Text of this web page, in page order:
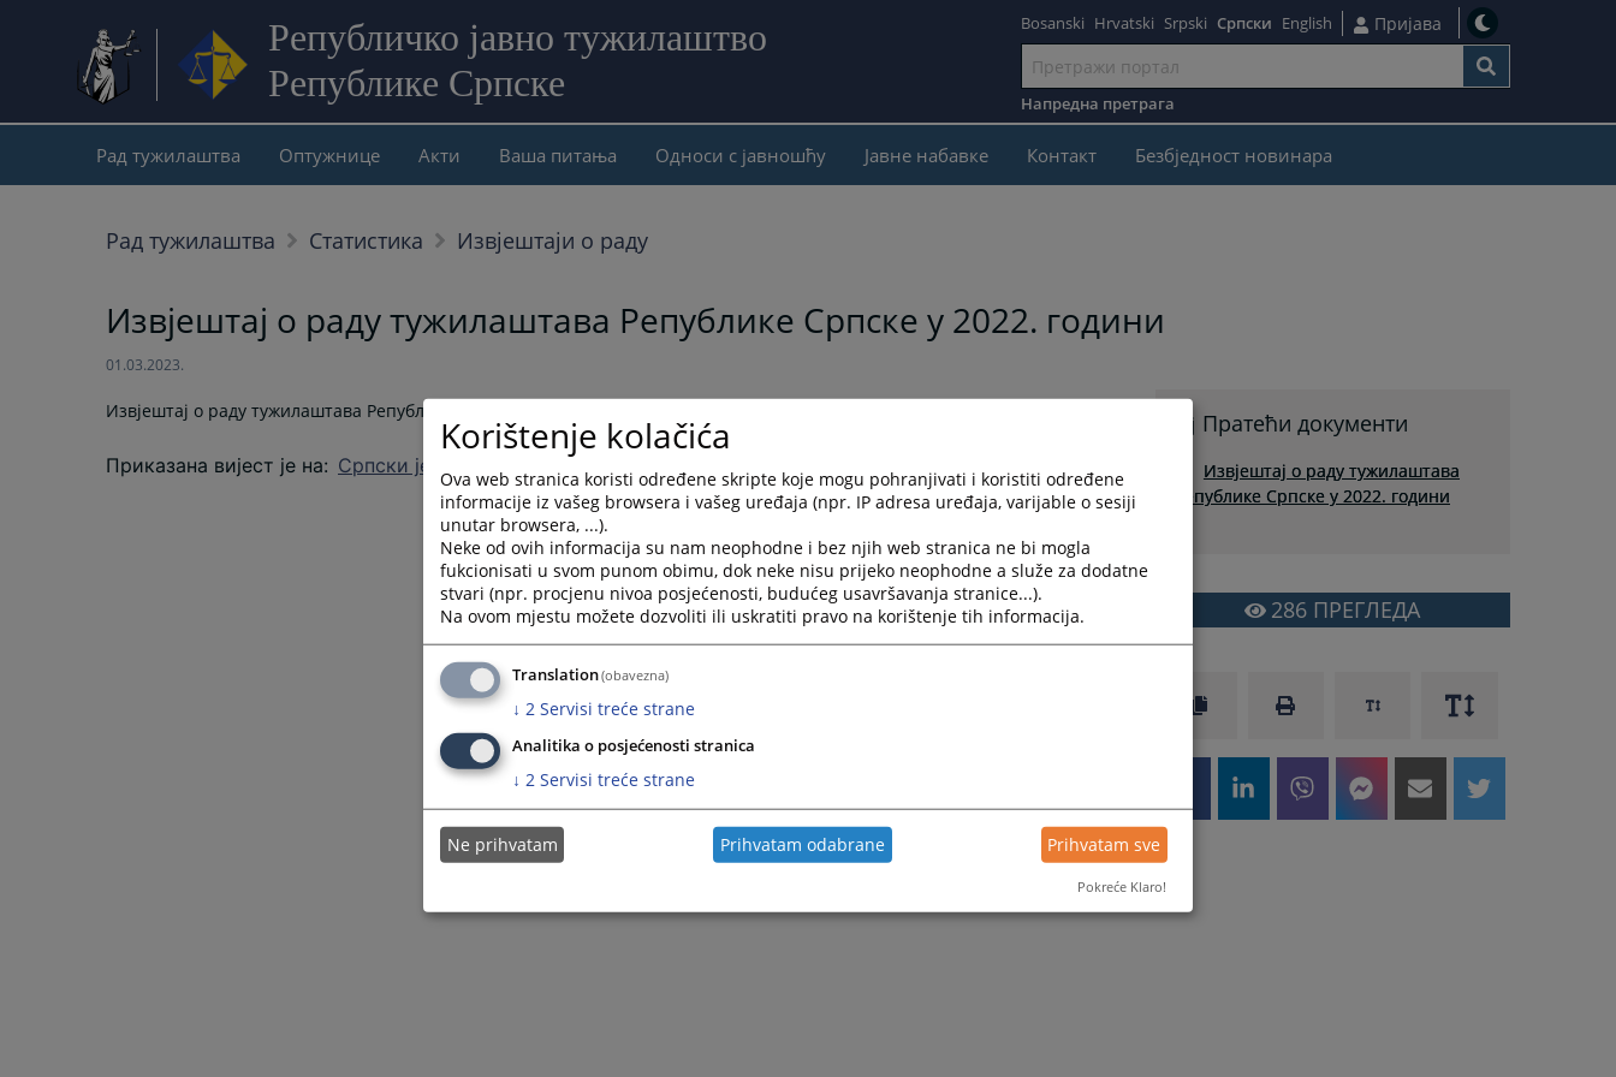
Републичко јавно тужилаштво
Републике Српске
садржај
Bosanski Hrvatski Srpski Српски English Пријава
Напредна претрага
Рад тужилаштва Оптужнице Акти Ваша питања Односи с јавношћу Јавне набавке Контакт Безбjедност новинара
Рад тужилаштва Статистика Извјештаји о раду
Извјештај о раду тужилаштава Републике Српске у 2022. години
01.03.2023.
Извјештај о раду тужилаштава Републике Српске у 2022. години
Приказана вијест је на: Српски језик
Пратећи документи
Извјештај о раду тужилаштава
Републике Српске у 2022. години
286 ПРЕГЛЕДА
Korištenje kolačića
Ova web stranica koristi određene skripte koje mogu pohranjivati i koristiti određene
informacije iz vašeg browsera i vašeg uređaja (npr. IP adresa uređaja, varijable o sesiji
unutar browsera, ...).
Neke od ovih informacija su nam neophodne i bez njih web stranica ne bi mogla
fukcionisati u svom punom obimu, dok neke nisu prijeko neophodne a služe za dodatne
stvari (npr. procjenu nivoa posjećenosti, budućeg usavršavanja stranice...).
Na ovom mjestu možete dozvoliti ili uskratiti pravo na korištenje tih informacija.
Translation(obavezna)
↓ 2 Servisi treće strane
Analitika o posjećenosti stranica
↓ 2 Servisi treće strane
Ne prihvatam Prihvatam odabrane Prihvatam sve
Pokreće Klaro!